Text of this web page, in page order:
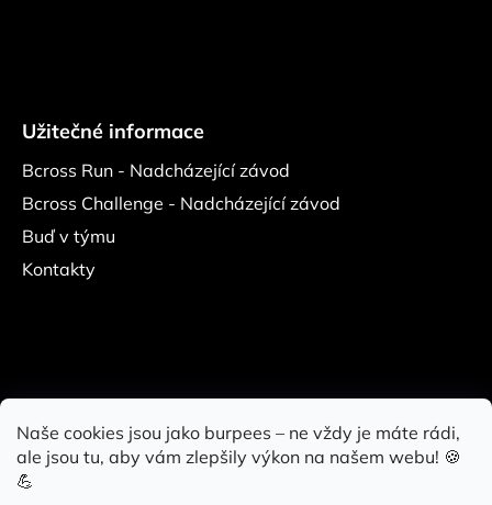
Naše cookies jsou jako burpees – ne vždy je máte rádi,
ale jsou tu, aby vám zlepšily výkon na našem webu! 🍪
💪
Užitečné informace
Bcross Run - Nadcházející závod
Bcross Challenge - Nadcházející závod
Buď v týmu
Kontakty
Bcross Challenge